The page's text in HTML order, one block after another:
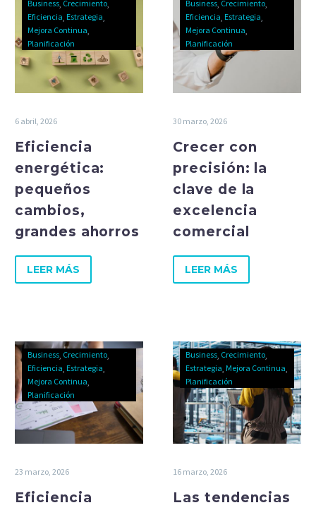
Business Crecimiento
Eficiencia Estrategia
Mejora Continua
Planificación
6 abril, 2026
Eficiencia
energética:
pequeños
cambios,
grandes ahorros
LEER MÁS
Business Crecimiento
Eficiencia Estrategia
Mejora Continua
Planificación
30 marzo, 2026
Crecer con
precisión: la
clave de la
excelencia
comercial
LEER MÁS
Business Crecimiento
Eficiencia Estrategia
Mejora Continua
Planificación
23 marzo, 2026
Eficiencia
Business Crecimiento
Estrategia Mejora Continua
Planificación
16 marzo, 2026
Las tendencias